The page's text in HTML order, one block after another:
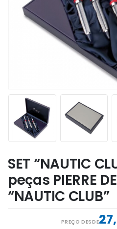
SET “NAUTIC
peças PIERRE
“NAUTIC CLUB”
PREÇO DESDE